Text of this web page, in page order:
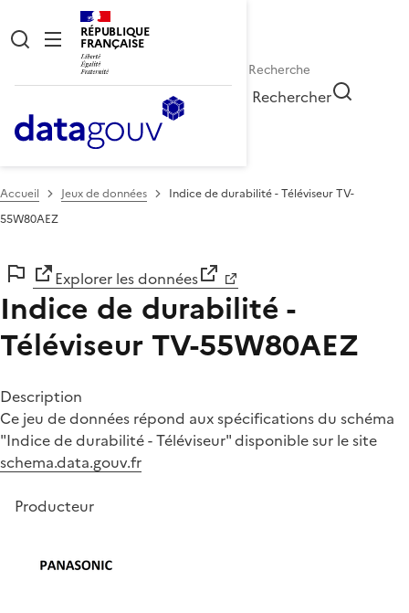
RÉPUBLIQUE
FRANÇAISE
Rechercher
Accueil Jeux de données
Indice de durabilité - Téléviseur TV-
55W80AEZ
Explorer les données
Indice de durabilité -
Téléviseur TV-55W80AEZ
Description
Ce jeu de données répond aux spécifications du schéma
"Indice de durabilité - Téléviseur" disponible sur le site
schema.data.gouv.fr
Producteur